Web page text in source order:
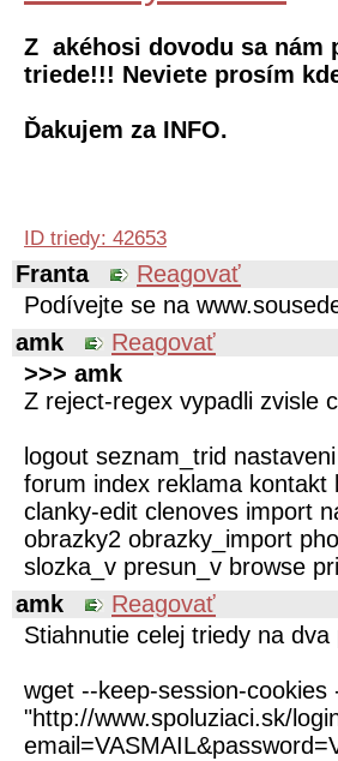
Z akéhosi dovodu sa
triede!!! Neviete prosím
Ďakujem za INFO.
ID triedy: 42653
Franta
Reagovať
Podívejte se na
amk
Reagovať
>>> amk
Z reject-regex vypadli zvisle
logout seznam_trid
forum index reklama
clanky-edit clenoves import
obrazky2 obrazky_import
slozka_v presun_v browse
amk
Reagovať
Stiahnutie celej triedy na dva
wget --keep-session-
"http://www.spoluziaci.sk/